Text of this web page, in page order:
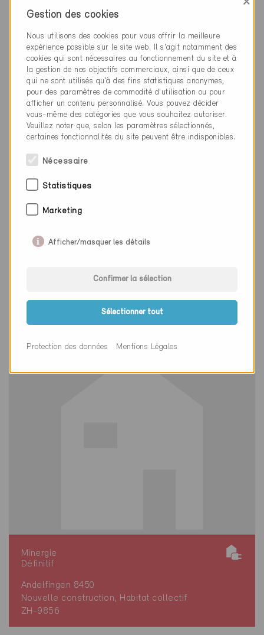
Nouvelle construction, Habitat collectif
Nouvelle construction, Habitat collectif
Minergie
Définitif
Andelfingen 8450
Nouvelle construction, Habitat collectif
ZH-9856
Gestion des cookies
Nous utilisons des cookies pour vous offrir la meilleure
expérience possible sur le site web. Il s'agit notamment des
cookies qui sont nécessaires au fonctionnement du site et à
la gestion de nos objectifs commerciaux, ainsi que de ceux
qui ne sont utilisés qu’à des fins statistiques anonymes,
pour des paramètres de commodité d’utilisation ou pour
afficher un contenu personnalisé. Vous pouvez décider
vous-même des catégories que vous souhaitez autoriser.
Veuillez noter que, selon les paramètres sélectionnés,
certaines fonctionnalités du site peuvent être indisponibles.
Nécessaire
Statistiques
Marketing
Afficher/masquer les détails
Confirmer la sélection
Sélectionner tout
Protection des données Mentions Légales